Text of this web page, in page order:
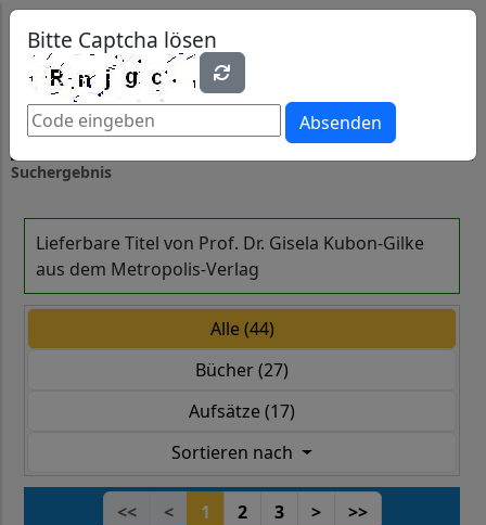
Bitte Captcha lösen
Absenden
Suchergebnis
Lieferbare Titel von Prof. Dr. Gisela Kubon-Gilke
aus dem Metropolis-Verlag
Alle (44)
Bücher (27)
Aufsätze (17)
Sortieren nach
<< < 1 2 3 > >>